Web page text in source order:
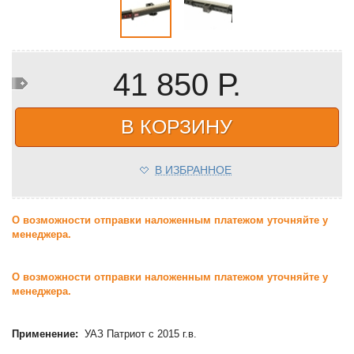
41 850 Р.
В КОРЗИНУ
В ИЗБРАННОЕ
О возможности отправки наложенным платежом уточняйте у
менеджера.
О возможности отправки наложенным платежом уточняйте у
менеджера.
Применение: УАЗ Патриот с 2015 г.в.